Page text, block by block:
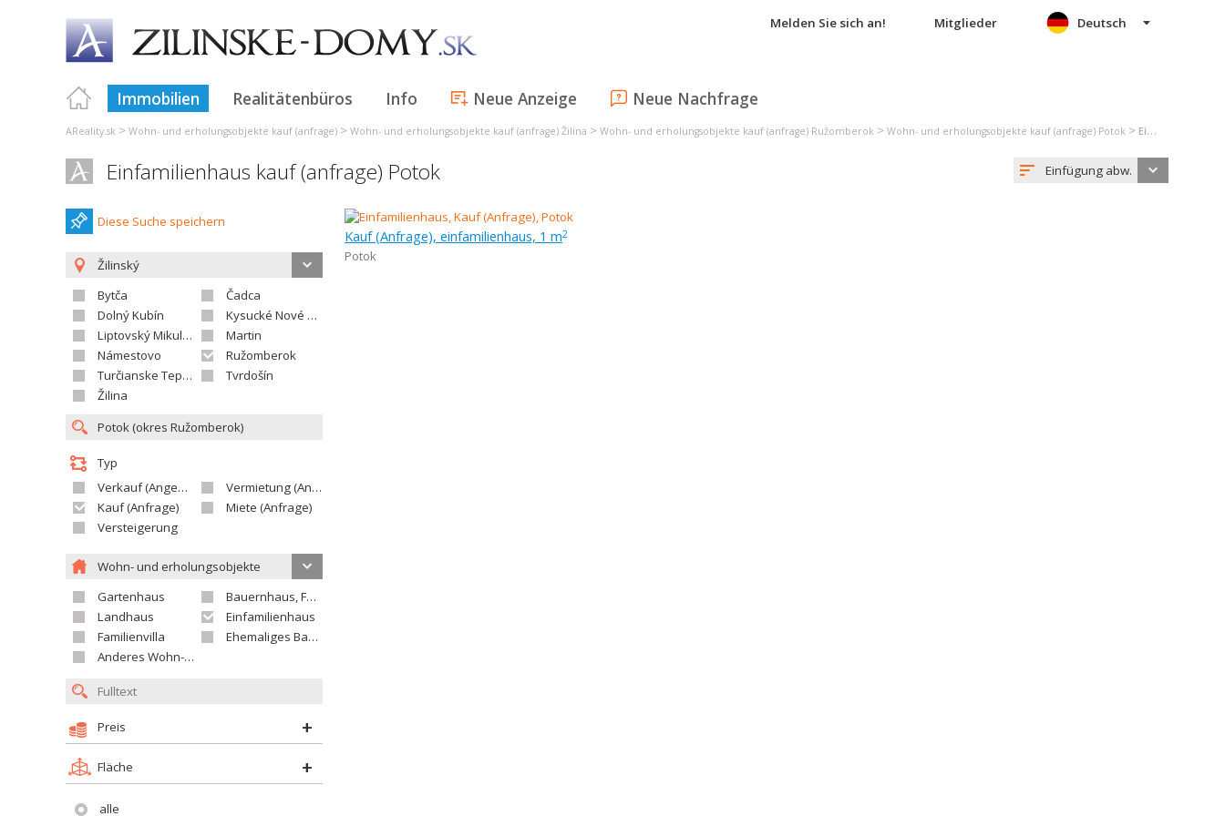
Melden Sie sich an! Mitglieder
Immobilien Realitätenbüros Info Neue Anzeige Neue Nachfrage
Deutsch
AReality.sk > Wohn- und erholungsobjekte kauf (anfrage) > Wohn- und erholungsobjekte kauf (anfrage) Žilina > Wohn- und erholungsobjekte kauf (anfrage) Ružomberok > Wohn- und erholungsobjekte kauf (anfrage) Potok > Einfamilienhaus kauf (anfrage) Potok
Einfamilienhaus kauf (anfrage) Potok Einfügung abw.
Diese Suche speichern
Žilinský
Bytča
Čadca
Dolný Kubín
Kysucké Nové Mesto
Liptovský Mikuláš
Martin
Námestovo
Ružomberok
Turčianske Teplice
Tvrdošín
Žilina
Typ
Verkauf (Angebot)
Vermietung (Angebot)
Kauf (Anfrage)
Miete (Anfrage)
Versteigerung
Wohn- und erholungsobjekte
Gartenhaus
Bauernhaus, Ferienhaus
Landhaus
Einfamilienhaus
Familienvilla
Ehemaliges Bauerngut
Anderes Wohn- oder Ferienobjekt
Preis
Fläche
alle
Kauf (Anfrage), einfamilienhaus, 1 m2
Potok